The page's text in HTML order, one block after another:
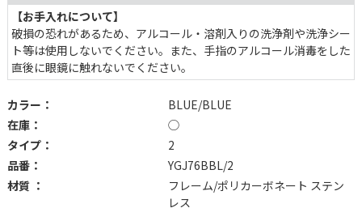
【お手入れについて】
破損の恐れがあるため、アルコール・溶剤入りの洗浄剤や洗浄シー
ト等は使用しないでください。また、手指のアルコール消毒をした
直後に眼鏡に触れないでください。
カラー：
BLUE/BLUE
在庫：
◯
タイプ：
2
品番：
YGJ76BBL/2
材質 ：
フレーム/ポリカーボネート ステン
レス